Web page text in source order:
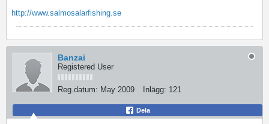
http://www.salmosalarfishing.se
Banzai
Registered User
Reg.datum: May 2009 Inlägg: 121
Dela